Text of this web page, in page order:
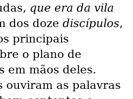
que era da vila
dos doze discípulos,
principais
o plano de
em mãos deles.
ouviram as palavras